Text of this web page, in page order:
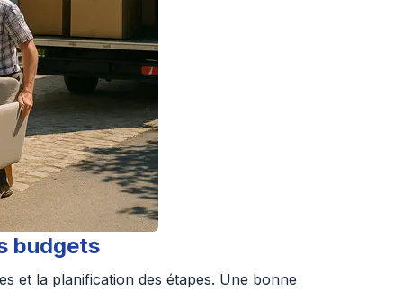
budgets
et la planification des étapes. Une bonne